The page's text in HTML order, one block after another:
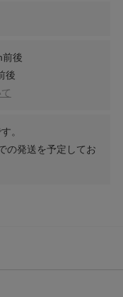
前後
後
。
の発送を予定してお